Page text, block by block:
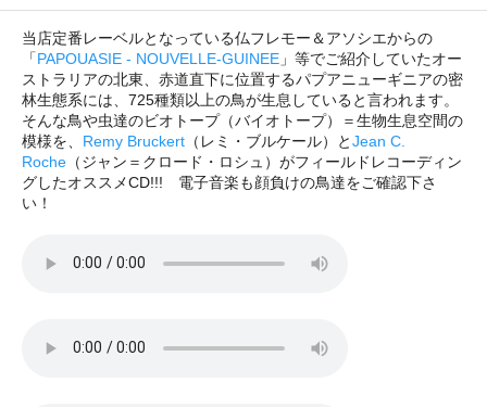
当店定番レーベルとなっている仏フレモー＆アソシエからの
「PAPOUASIE - NOUVELLE-GUINEE 」等でご紹介していたオー
ストラリアの北東、赤道直下に位置するパプアニューギニアの密
林生態系には、725種類以上の鳥が生息していると言われます。
そんな鳥や虫達のビオトープ（バイオトープ）＝生物生息空間の
模様を、 Remy Bruckert （レミ・ブルケール）とJean C.
Roche （ジャン＝クロード・ロシュ）がフィールドレコーディン
グしたオススメCD!!! 電子音楽も顔負けの鳥達をご確認下さ
い！